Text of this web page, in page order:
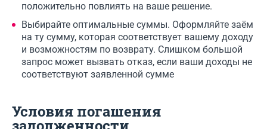
положительно повлиять на ваше решение.
Выбирайте оптимальные суммы. Оформляйте заём
на ту сумму, которая соответствует вашему доходу
и возможностям по возврату. Слишком большой
запрос может вызвать отказ, если ваши доходы не
соответствуют заявленной сумме
Условия погашения